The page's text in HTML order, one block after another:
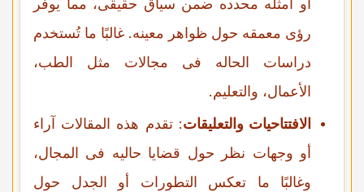
أو أمثله محدده ضمن سیاق حقیقی، مما یوفر
رؤى معمقه حول ظواهر معینه. غالبًا ما تُستخدم
دراسات الحاله فی مجالات مثل الطب،
الأعمال، والتعلیم.
الافتتاحیات والتعلیقات: تقدم هذه المقالات آراء
أو وجهات نظر حول قضایا حالیه فی المجال،
وغالبًا ما تعکس التطورات أو الجدل حول